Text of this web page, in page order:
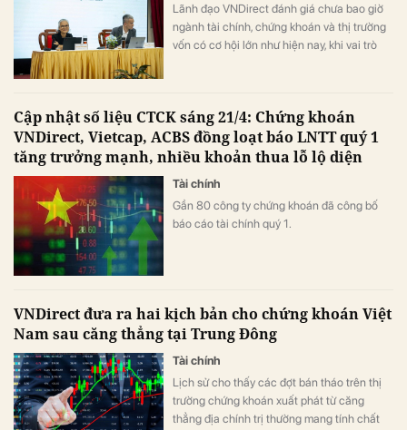
Lãnh đạo VNDirect đánh giá chưa bao giờ
ngành tài chính, chứng khoán và thị trường
vốn có cơ hội lớn như hiện nay, khi vai trò
Cập nhật số liệu CTCK sáng 21/4: Chứng khoán
VNDirect, Vietcap, ACBS đồng loạt báo LNTT quý 1
tăng trưởng mạnh, nhiều khoản thua lỗ lộ diện
Tài chính
Gần 80 công ty chứng khoán đã công bố
báo cáo tài chính quý 1.
VNDirect đưa ra hai kịch bản cho chứng khoán Việt
Nam sau căng thẳng tại Trung Đông
Tài chính
Lịch sử cho thấy các đợt bán tháo trên thị
trường chứng khoán xuất phát từ căng
thẳng địa chính trị thường mang tính chất